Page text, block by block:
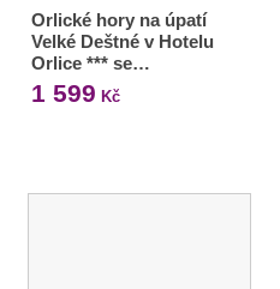
Orlické hory na úpatí
Velké Deštné v Hotelu
Orlice *** se…
1 599 Kč